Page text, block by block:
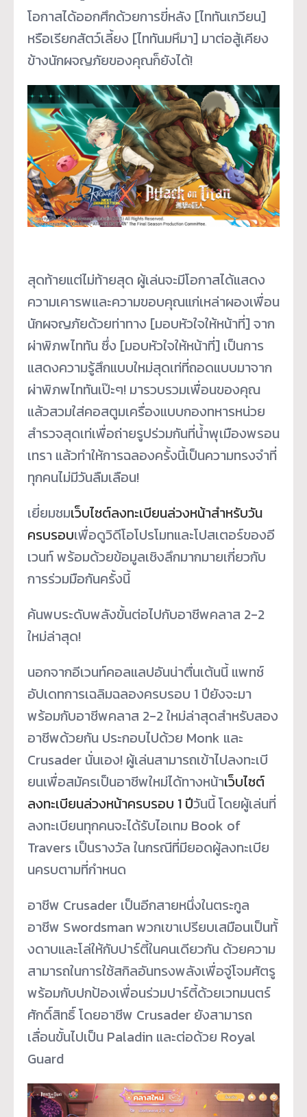
โอกาสได้ออกศึกด้วยการขี่หลัง [ไททันเกวียน]
หรือเรียกสัตว์เลี้ยง [ไททันมหึมา] มาต่อสู้เคียง
ข้างนักผจญภัยของคุณก็ยังได้!
สุดท้ายแต่ไม่ท้ายสุด ผู้เล่นจะมีโอกาสได้แสดง
ความเคารพและความขอบคุณแก่เหล่าผองเพื่อน
นักผจญภัยด้วยท่าทาง [มอบหัวใจให้หน้าที่] จาก
ผ่าพิภพไททัน ซึ่ง [มอบหัวใจให้หน้าที่] เป็นการ
แสดงความรู้สึกแบบใหม่สุดเท่ที่ถอดแบบมาจาก
ผ่าพิภพไททันเป๊ะๆ! มารวบรวมเพื่อนของคุณ
แล้วสวมใส่คอสตูมเครื่องแบบกองทหารหน่วย
สำรวจสุดเท่เพื่อถ่ายรูปร่วมกันที่น้ำพุเมืองพรอน
เทรา แล้วทำให้การฉลองครั้งนี้เป็นความทรงจำที่
ทุกคนไม่มีวันลืมเลือน!
เยี่ยมชมเว็บไซต์ลงทะเบียนล่วงหน้าสำหรับวัน
ครบรอบเพื่อดูวิดีโอโปรโมทและโปสเตอร์ของอี
เวนท์ พร้อมด้วยข้อมูลเชิงลึกมากมายเกี่ยวกับ
การร่วมมือกันครั้งนี้
ค้นพบระดับพลังขั้นต่อไปกับอาชีพคลาส 2-2
ใหม่ล่าสุด!
นอกจากอีเวนท์คอลแลปอันน่าตื่นเต้นนี้ แพทช์
อัปเดทการเฉลิมฉลองครบรอบ 1 ปียังจะมา
พร้อมกับอาชีพคลาส 2-2 ใหม่ล่าสุดสำหรับสอง
อาชีพด้วยกัน ประกอบไปด้วย Monk และ
Crusader นั่นเอง! ผู้เล่นสามารถเข้าไปลงทะเบี
ยนเพื่อสมัครเป็นอาชีพใหม่ได้ทางหน้าเว็บไซต์
ลงทะเบียนล่วงหน้าครบรอบ 1 ปีวันนี้ โดยผู้เล่นที่
ลงทะเบียนทุกคนจะได้รับไอเทม Book of
Travers เป็นรางวัล ในกรณีที่มียอดผู้ลงทะเบีย
นครบตามที่กำหนด
อาชีพ Crusader เป็นอีกสายหนึ่งในตระกูล
อาชีพ Swordsman พวกเขาเปรียบเสมือนเป็นทั้
งดาบและโล่ให้กับปาร์ตี้ในคนเดียวกัน ด้วยความ
สามารถในการใช้สกิลอันทรงพลังเพื่อจู่โจมศัตรู
พร้อมกับปกป้องเพื่อนร่วมปาร์ตี้ด้วยเวทมนตร์
ศักดิ์สิทธิ์ โดยอาชีพ Crusader ยังสามารถ
เลื่อนขั้นไปเป็น Paladin และต่อด้วย Royal
Guard